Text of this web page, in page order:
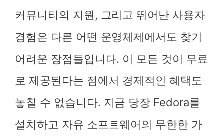
커뮤니티의 지원, 그리고 뛰어난 사용자
경험은 다른 어떤 운영체제에서도 찾기
어려운 장점들입니다. 이 모든 것이 무료
로 제공된다는 점에서 경제적인 혜택도
놓칠 수 없습니다. 지금 당장 Fedora를
설치하고 자유 소프트웨어의 무한한 가